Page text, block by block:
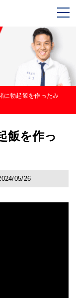
に勃起飯を作ったみ
飯を作っ
05/26